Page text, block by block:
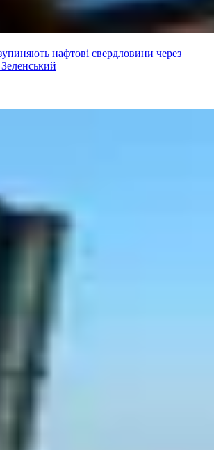
нафтові свердловини через
Зеленський